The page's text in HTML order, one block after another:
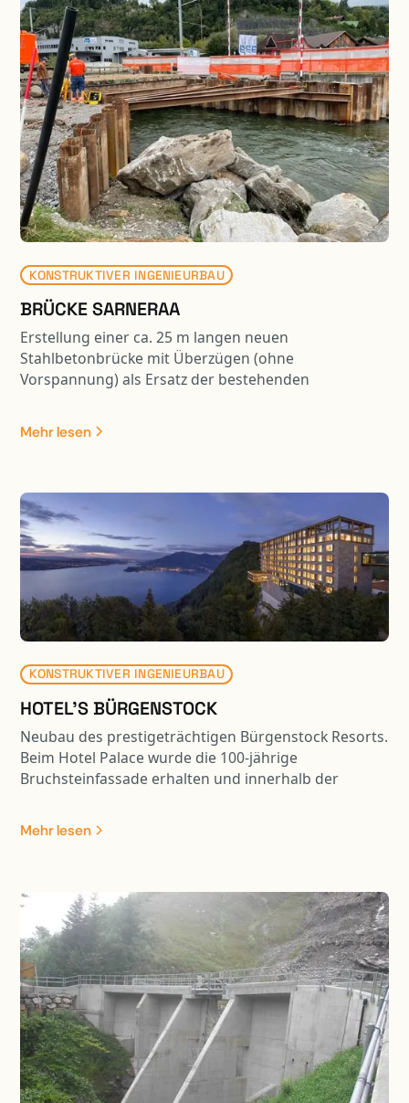
KONSTRUKTIVER INGENIEURBAU
BRÜCKE SARNERAA
Erstellung einer ca. 25 m langen neuen
Stahlbetonbrücke mit Überzügen (ohne
Vorspannung) als Ersatz der bestehenden
seitlich hergestellt und mit einem 700 to
Gittermastkran an die effektive Position versetzt. Das
Abbruch bestehende Brücke - Neubau Widerlager
mittels Umspundung / Pfählung usw.; davon 1 WL im
Nahbereich der Zentralbahn - Brückenplatte mittels
Kran versetzen - Vorarbeiten Gewässer usw. für
spätere Aufweitung und Renaturierung Sarneraa -
Umlegung Langsamverkehrswege - Anpassung
bestehende Kantonsstrasse an neue Situation
Mehr lesen
KONSTRUKTIVER INGENIEURBAU
HOTEL'S BÜRGENSTOCK
Neubau des prestigeträchtigen Bürgenstock Resorts.
Beim Hotel Palace wurde die 100-jährige
Bruchsteinfassade erhalten und innerhalb der
Zudem wurde das Gebäude unterkellert und entlang
der steil abfallenden Bergflanke angebaut. Das
mit spektakulärer Lage auf dem Bergkamm. Die
Fundation des Neubaus wurde inmitten der steil
abfallenden Bergflanke erstellt. Zudem wurden u.a.
die Bergstation der Kehrsiten-Bürgenstock
Standseilbahn, ein Kino, ein Shop sowie ein Ballroom
mit sehr grossen Spannweiten integriert. Beim
Alpine SPA wurde die Tragstruktur des ehemaligen
Gebäude umgebaut und grosszügig erweitert. Dabei
waren zahlreiche Unterfangungen, Spezialaushübe
und unkonventionelle Sicherungen der Tragstruktur
Mehr lesen